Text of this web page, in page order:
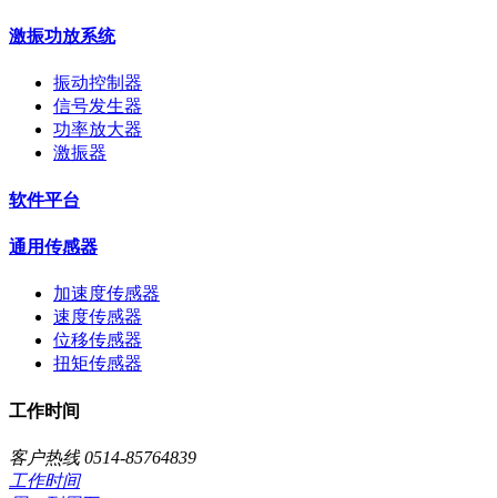
激振功放系统
振动控制器
信号发生器
功率放大器
激振器
软件平台
通用传感器
加速度传感器
速度传感器
位移传感器
扭矩传感器
工作时间
客户热线 0514-85764839
工作时间